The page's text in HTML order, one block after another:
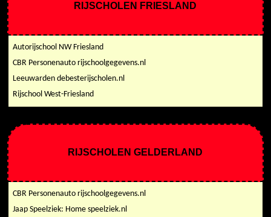
RIJSCHOLEN FRIESLAND
Autorijschool NW Friesland
CBR Personenauto rijschoolgegevens.nl
Leeuwarden debesterijscholen.nl
Rijschool West-Friesland
RIJSCHOLEN GELDERLAND
CBR Personenauto rijschoolgegevens.nl
Jaap Speelziek: Home speelziek.nl